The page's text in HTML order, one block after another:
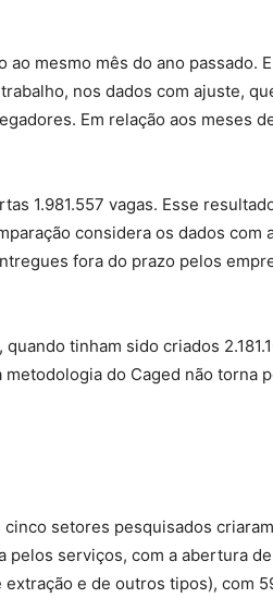
ao mesmo mês do ano passado.
nos dados com ajuste,
Em relação aos meses
1.981.557 vagas. Esse
considera os dados com
fora do prazo pelos
tinham sido criados
do Caged não torna
setores pesquisados
serviços, com a abertura
e de outros tipos), com